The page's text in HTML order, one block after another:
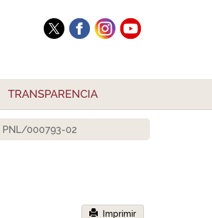
TRANSPARENCIA
PNL/000793-02
Imprimir